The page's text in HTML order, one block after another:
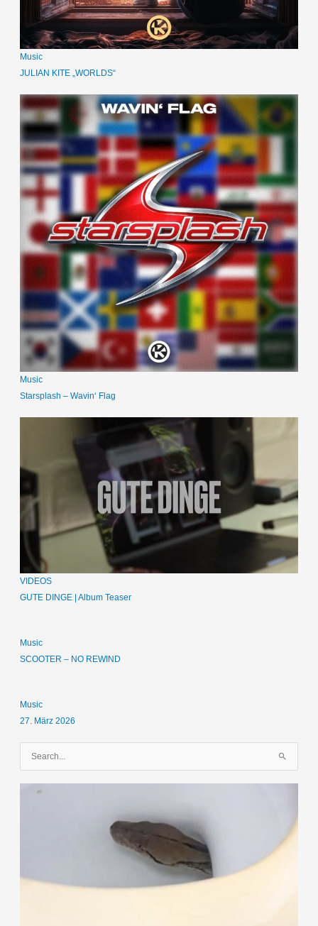
Music
JULIAN KITE „WORLDS“
Music
Starsplash – Wavin‘ Flag
VIDEOS
GUTE DINGE | Album Teaser
Music
SCOOTER – NO REWIND
Music
27. März 2026
c
c